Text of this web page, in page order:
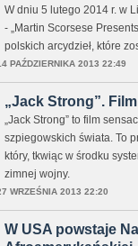
W dniu 5 lutego 2014 r. w
- „Martin Scorsese
polskich arcydzieł, które
PAŹDZIERNIKA 2013 22:49
„Jack Strong”.
„Jack Strong” to film
szpiegowskich świata. To
który, tkwiąc w środku
zimnej wojny.
WRZEŚNIA 2013 22:20
W USA powstaje